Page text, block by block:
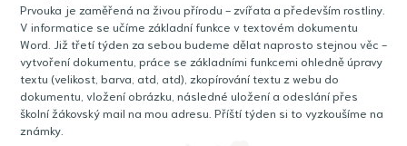
Prvouka je zaměřená na živou přírodu - zvířata a především rostliny.
V informatice se učíme základní funkce v textovém dokumentu
Word. Již třetí týden za sebou budeme dělat naprosto stejnou věc -
vytvoření dokumentu, práce se základními funkcemi ohledně úpravy
textu (velikost, barva, atd, atd), zkopírování textu z webu do
dokumentu, vložení obrázku, následné uložení a odeslání přes
školní žákovský mail na mou adresu. Příští týden si to vyzkoušíme na
známky.